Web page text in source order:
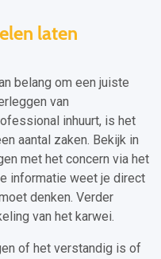
laten
belang om een juiste
van
inhuurt, is het
aantal zaken. Bekijk in
met het concern via het
informatie weet je direct
denken. Verder
van het karwei.
of het verstandig is of